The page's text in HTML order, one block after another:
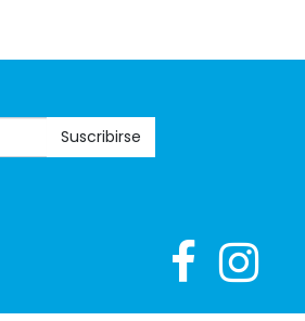
Suscribirse